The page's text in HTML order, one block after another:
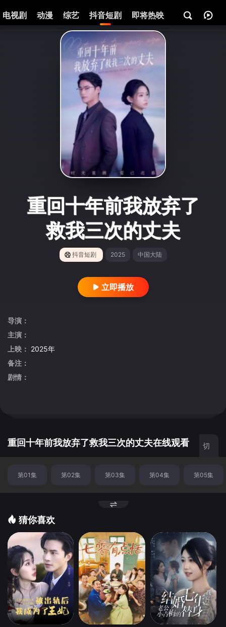
电视剧 动漫 综艺 抖音短剧 即将热映 资讯
重回十年前我放弃了
救我三次的丈夫
抖音短剧 2025 中国大陆
立即播放
导演：
主演：
上映： 2025年
备注：
剧情：
重回十年前我放弃了救我三次的丈夫在线观看 切
第01集 第02集 第03集 第04集 第05集
猜你喜欢